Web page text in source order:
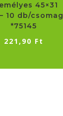
45×31
10 db/csomag
*75145
221,90 Ft